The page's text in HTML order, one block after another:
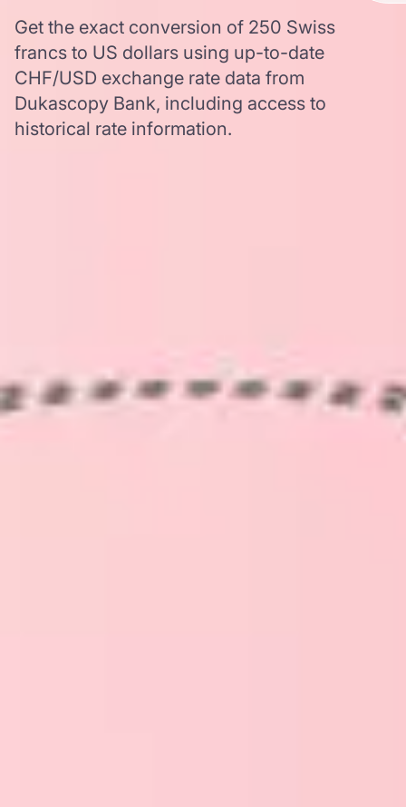
Get the exact conversion of 250 Swiss
francs to US dollars using up-to-date
CHF/USD exchange rate data from
Dukascopy Bank, including access to
historical rate information.